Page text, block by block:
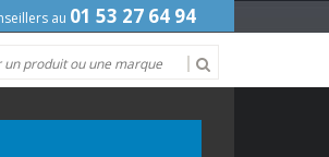
au 01 53 27 64 94